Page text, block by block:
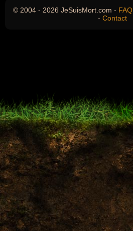
© 2004 - 2026 JeSuisMort.com - FAQ
- Contact